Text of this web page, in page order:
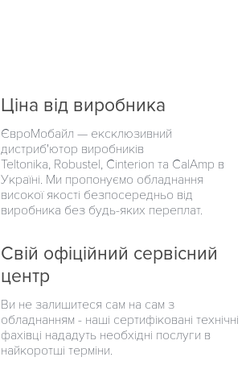
Ціна від виробника
ЄвроМобайл — ексклюзивний
дистриб'ютор виробників
Teltonika, Robustel, Cinterion та CalAmp в
Україні. Ми пропонуємо обладнання
високої якості безпосередньо від
виробника без будь-яких переплат.
Свій офіційний сервісний
центр
Ви не залишитеся сам на сам з
обладнанням - наші сертифіковані технічні
фахівці нададуть необхідні послуги в
найкоротші терміни.